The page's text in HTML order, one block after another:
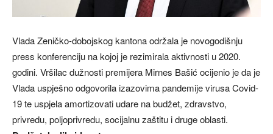
Vlada Zeničko-dobojskog kantona održala je novogodišnju
press konferenciju na kojoj je rezimirala aktivnosti u 2020.
godini. Vršilac dužnosti premijera Mirnes Bašić ocijenio je da je
Vlada uspješno odgovorila izazovima pandemije virusa Covid-
19 te uspjela amortizovati udare na budžet, zdravstvo,
privredu, poljoprivredu, socijalnu zaštitu i druge oblasti.